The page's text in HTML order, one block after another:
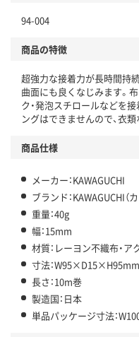
94-004
商品の特徴
超強力な接着力が長時間持
曲面にも良くなじみます。布
ク・発泡スチロールなどを
ングはできませんので、衣
商品仕様
メーカー：KAWAGUCHI
ブランド：KAWAGUCHI（
重量：40g
幅：15mm
材質：レーヨン不織布・ア
寸法：W95×D15×H95mm
長さ：10m巻
製造国：日本
単品パッケージ寸法：